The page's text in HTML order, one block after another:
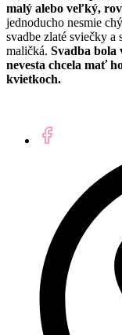
malý alebo veľký,
jednoducho nesmie
svadbe zlaté sviečky a
maličká. Svadba bola
nevesta chcela mať
kvietkoch.